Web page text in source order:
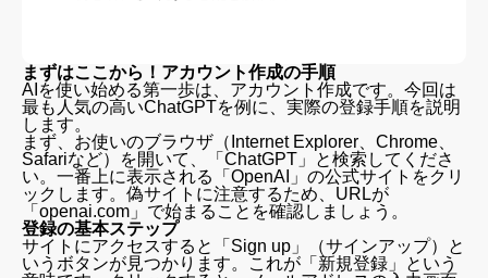
まずはここから！アカウント作成の手順
AIを使い始める第一歩は、アカウント作成です。今回は
最も人気の高いChatGPTを例に、実際の登録手順を説明
します。
まず、お使いのブラウザ（Internet Explorer、Chrome、
Safariなど）を開いて、「ChatGPT」と検索してくださ
い。一番上に表示される「OpenAI」の公式サイトをクリ
ックします。偽サイトに注意するため、URLが
「openai.com」で始まることを確認しましょう。
登録の基本ステップ
サイトにアクセスすると「Sign up」（サインアップ）と
いうボタンが見つかります。これが「新規登録」という